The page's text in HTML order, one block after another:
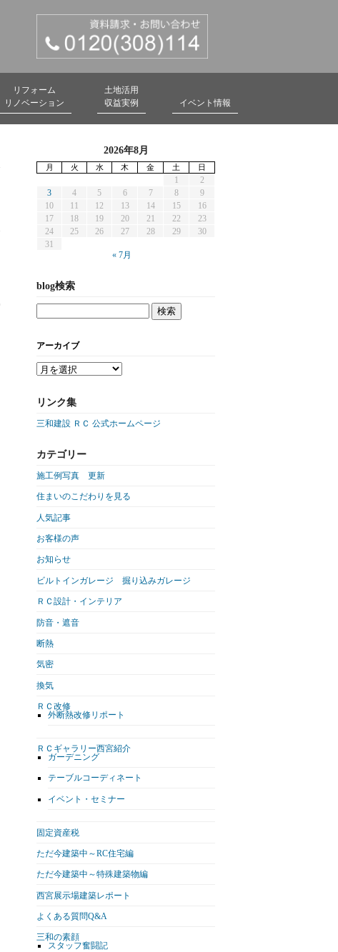
リフォーム
リノベーション
土地活用
収益実例
イベント情報
2026年8月
月 火 水 木 金 土 日
1
2
3
4 5 6 7 8
9
10
11 12 13 14 15
16
17
18 19 20 21 22
23
24
25 26 27 28 29
30
31
« 7月
blog検索
アーカイブ
リンク集
三和建設 ＲＣ 公式ホームページ
カテゴリー
施工例写真 更新
住まいのこだわりを見る
人気記事
お客様の声
お知らせ
ビルトインガレージ 掘り込みガレージ
ＲＣ設計・インテリア
防音・遮音
断熱
気密
換気
ＲＣ改修
外断熱改修リポート
ＲＣギャラリー西宮紹介
ガーデニング
テーブルコーディネート
イベント・セミナー
固定資産税
ただ今建築中～RC住宅編
ただ今建築中～特殊建築物編
西宮展示場建築レポート
よくある質問Q&A
三和の素顔
スタッフ奮闘記